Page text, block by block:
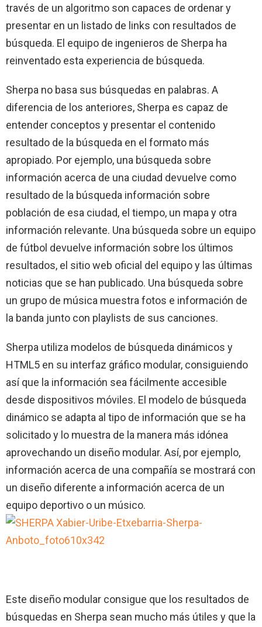
través de un algoritmo son capaces de ordenar y
presentar en un listado de links con resultados de
búsqueda. El equipo de ingenieros de Sherpa ha
reinventado esta experiencia de búsqueda.
Sherpa no basa sus búsquedas en palabras. A
diferencia de los anteriores, Sherpa es capaz de
entender conceptos y presentar el contenido
resultado de la búsqueda en el formato más
apropiado. Por ejemplo, una búsqueda sobre
información acerca de una ciudad devuelve como
resultado de la búsqueda información sobre
población de esa ciudad, el tiempo, un mapa y otra
información relevante. Una búsqueda sobre un equipo
de fútbol devuelve información sobre los últimos
resultados, el sitio web oficial del equipo y las últimas
noticias que se han publicado. Una búsqueda sobre
un grupo de música muestra fotos e información de
la banda junto con playlists de sus canciones.
Sherpa utiliza modelos de búsqueda dinámicos y
HTML5 en su interfaz gráfico modular, consiguiendo
así que la información sea fácilmente accesible
desde dispositivos móviles. El modelo de búsqueda
dinámico se adapta al tipo de información que se ha
solicitado y lo muestra de la manera más idónea
aprovechando un diseño modular. Así, por ejemplo,
información acerca de una compañía se mostrará con
un diseño diferente a información acerca de un
equipo deportivo o un músico.
Este diseño modular consigue que los resultados de
búsquedas en Sherpa sean mucho más útiles y que la